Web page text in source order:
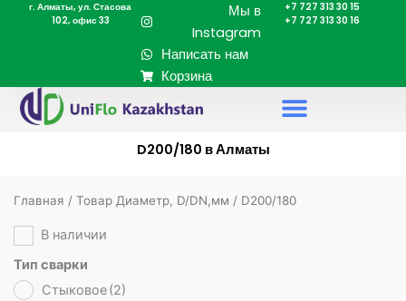
Перейтиг. Алматы, ул. Стасова
102, офис 33
Мы в
Instagram
Написать нам
Корзина
+7 727 313 30 15
+7 727 313 30 16
D200/180 в Алматы
Главная / Товар Диаметр, D/DN,мм / D200/180
В наличии
Тип сварки
Стыковое(2)